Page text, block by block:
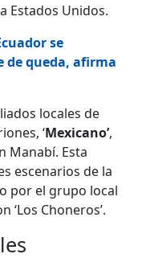
Estados Unidos.
se
de queda, afirma
locales de
‘Mexicano’,
Manabí. Esta
escenarios de la
por el grupo local
‘Los Choneros’.